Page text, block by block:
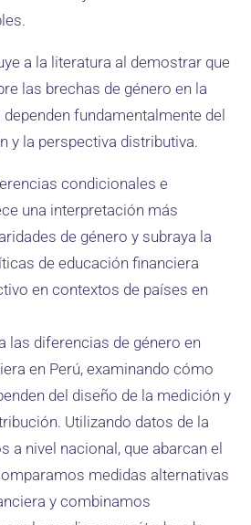
a la literatura al demostrar que
las brechas de género en la
fundamentalmente del
y la perspectiva distributiva.
condicionales e
una interpretación más
de género y subraya la
de educación financiera
en contextos de países en
las diferencias de género en
en Perú, examinando cómo
del diseño de la medición y
Utilizando datos de la
a nivel nacional, que abarcan el
medidas alternativas
y combinamos